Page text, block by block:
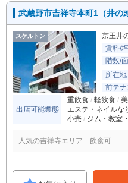
武蔵野市吉祥寺本町1（井の
スケルトン 京王井
賃料/
階数/
所在地
前テナ
出店可能業態
重飲食 軽飲食
エステ・ネイルな
小売
ジム・教室
人気の吉祥寺エリア 飲食可